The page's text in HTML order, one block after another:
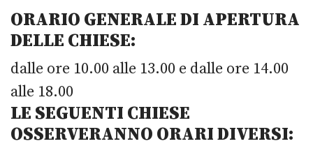
ORARIO GENERALE DI APERTURA
DELLE CHIESE:
dalle ore 10.00 alle 13.00 e dalle ore 14.00
alle 18.00
LE SEGUENTI CHIESE
OSSERVERANNO ORARI DIVERSI: